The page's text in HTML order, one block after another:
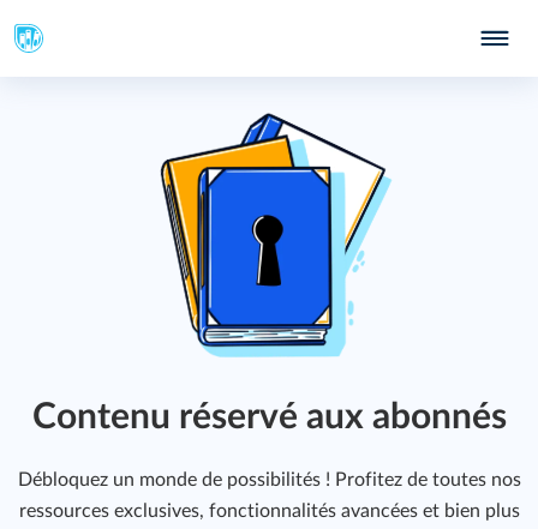
Contenu réservé aux abonnés
Débloquez un monde de possibilités ! Profitez de toutes nos
ressources exclusives, fonctionnalités avancées et bien plus